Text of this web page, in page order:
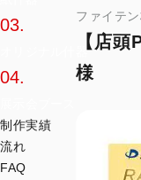
03.
オリジナル什器
04.
制作実績
流れ
FAQ
ファイテ
【店
様